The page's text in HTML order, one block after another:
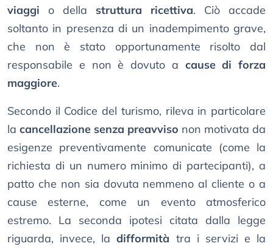
viaggi o della struttura ricettiva. Ciò accade
soltanto in presenza di un inadempimento grave,
che non è stato opportunamente risolto dal
responsabile e non è dovuto a cause di forza
maggiore.
Secondo il Codice del turismo, rileva in particolare
la cancellazione senza preavviso non motivata da
esigenze preventivamente comunicate (come la
richiesta di un numero minimo di partecipanti), a
patto che non sia dovuta nemmeno al cliente o a
cause esterne, come un evento atmosferico
estremo. La seconda ipotesi citata dalla legge
riguarda, invece, ladifformità tra i servizi e la